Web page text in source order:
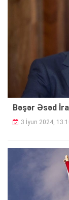
Bəşər Əsəd
3 İyun 2024,